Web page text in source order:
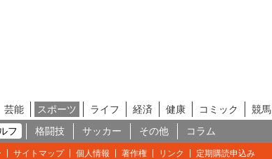
芸能 スポーツ ライフ 経済 健康 コミック 競馬
フ 格闘技 サッカー その他 コラム
サイトマップ 個人情報 著作権 リンク 定期購読申込み